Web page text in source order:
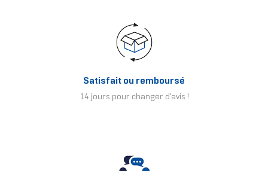
Satisfait ou remboursé
14 jours pour changer d'avis !